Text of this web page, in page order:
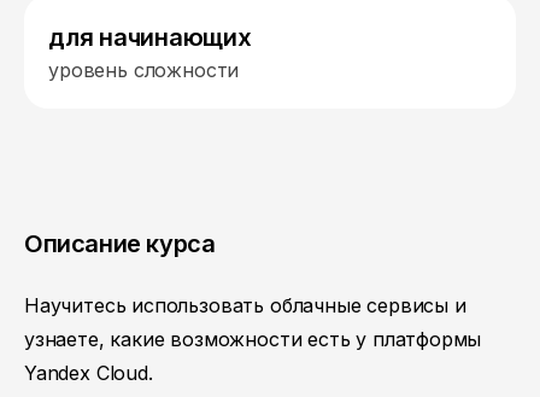
для начинающих
уровень сложности
Описание курса
Научитесь использовать облачные сервисы и
узнаете, какие возможности есть у платформы
Yandex Cloud.